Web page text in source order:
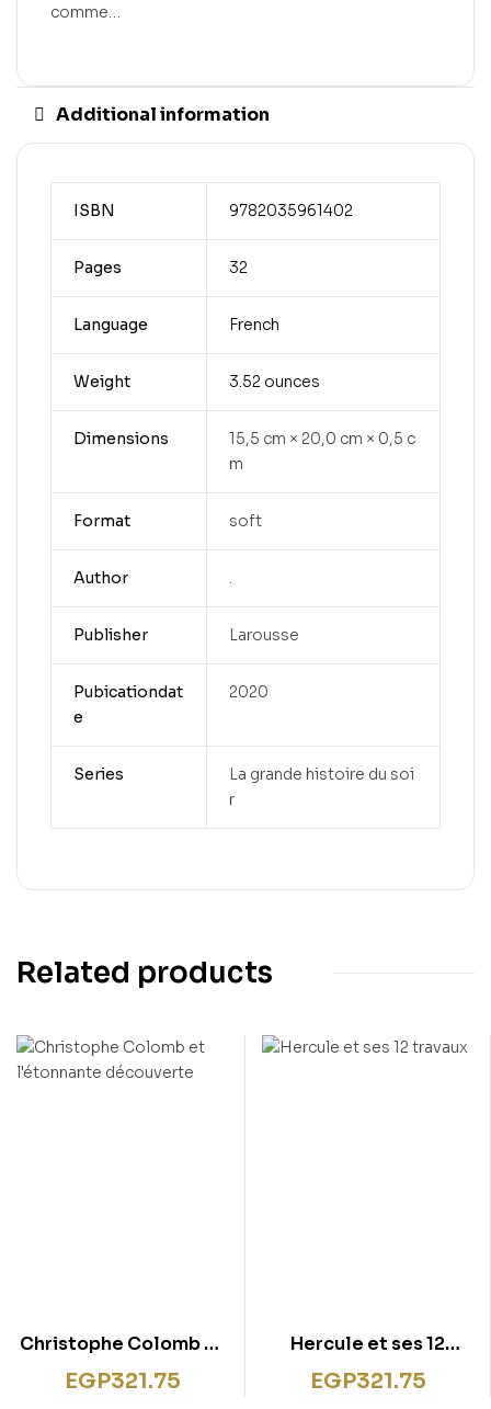
comme…
Additional information
ISBN 9782035961402
Pages 32
Language French
Weight 3.52 ounces
Dimensions
15,5 cm × 20,0 cm × 0,5 c
m
Format soft
Author .
Publisher Larousse
Pubicationdat
e
2020
Series
La grande histoire du soi
r
Related products
Christophe Colomb et
l’étonnante
découverte
EGP321.75
Hercule et ses 12
travaux
EGP321.75